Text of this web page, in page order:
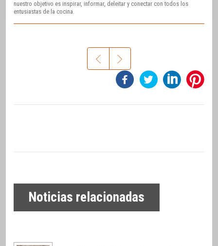
nuestro objetivo es inspirar, informar, deleitar y conectar con todos los
entusiastas de la cocina.
Noticias relacionadas